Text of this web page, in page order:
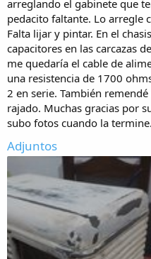
arreglando el gabinete que
pedacito faltante. Lo arregle
Falta lijar y pintar. En el
capacitores en las carcazas
me quedaría el cable de
una resistencia de 1700
2 en serie. También
rajado. Muchas gracias por
subo fotos cuando la termine.
Adjuntos